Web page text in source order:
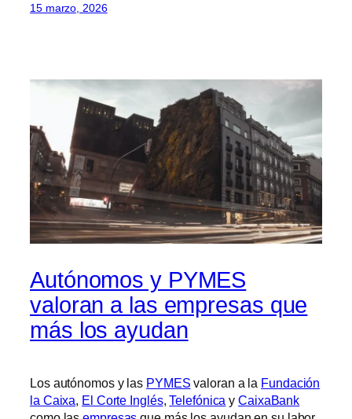
15 marzo, 2026
Autónomos y PYMES
valoran a las empresas que
más los ayudan
Los autónomos y las PYMES valoran a la Fundación
la Caixa, El Corte Inglés,Telefónica yCaixaBank